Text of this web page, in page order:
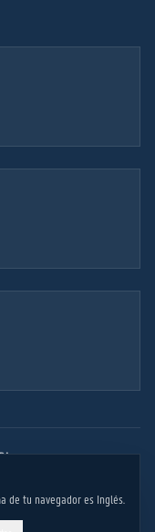
de tu navegador es Inglés.
SP - CEP: 06.298-190
reservados.